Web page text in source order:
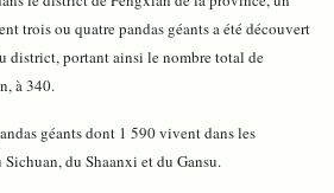
trois ou quatre pandas géants a été découvert
district, portant ainsi le nombre total de
à 340.
géants dont 1 590 vivent dans les
du Shaanxi et du Gansu.